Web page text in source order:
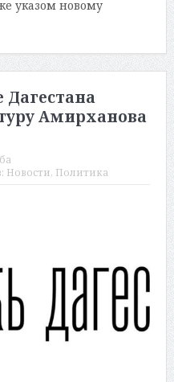
указом новому
Дагестана
Амирханова
Новости, Политика